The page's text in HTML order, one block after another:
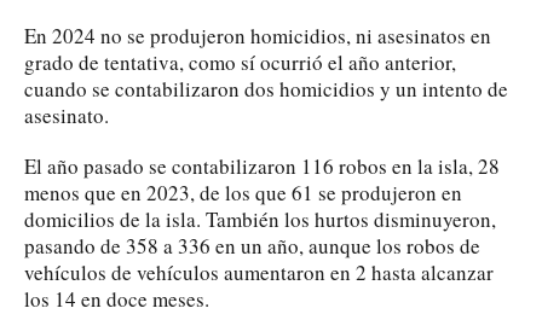
En 2024 no se produjeron homicidios, ni asesinatos en
grado de tentativa, como sí ocurrió el año anterior,
cuando se contabilizaron dos homicidios y un intento de
asesinato.
El año pasado se contabilizaron 116 robos en la isla, 28
menos que en 2023, de los que 61 se produjeron en
domicilios de la isla. También los hurtos disminuyeron,
pasando de 358 a 336 en un año, aunque los robos de
vehículos de vehículos aumentaron en 2 hasta alcanzar
los 14 en doce meses.